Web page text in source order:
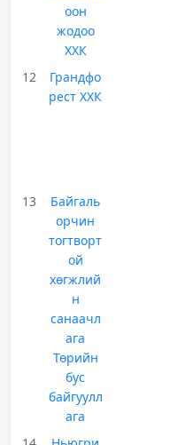
оон
жодоо
ХХК
12
Грандфо
рест ХХК
13
Байгаль
орчин
тогтворт
ой
хөгжлий
н
санаачл
ага
Төрийн
бус
байгуулл
ага